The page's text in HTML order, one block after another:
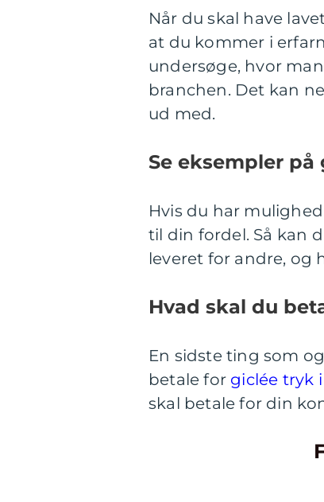
Når du skal have
at du kommer i
undersøge, hvor
branchen. Det kan
ud med.
Se eksempler på
Hvis du har
til din fordel. Så kan
leveret for andre, og
Hvad skal du
En sidste ting som
betale for giclée tryk
skal betale for din